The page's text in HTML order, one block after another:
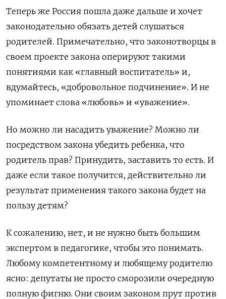
Теперь же Россия пошла даже дальше и хочет
законодательно обязать детей слушаться
родителей. Примечательно, что законотворцы в
своем проекте закона оперируют такими
понятиями как «главный воспитатель» и,
вдумайтесь, «добровольное подчинение». И не
упоминает слова «любовь» и «уважение».
Но можно ли насадить уважение? Можно ли
посредством закона убедить ребенка, что
родитель прав? Принудить, заставить то есть. И
даже если такое получится, действительно ли
результат применения такого закона будет на
пользу детям?
К сожалению, нет, и не нужно быть большим
экспертом в педагогике, чтобы это понимать.
Любому компетентному и любящему родителю
ясно: депутаты не просто сморозили очередную
полную фигню. Они своим законом прут против